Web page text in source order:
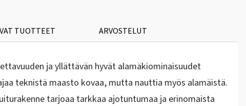
TUOTTEET ARVOSTELUT
ja yllättävän hyvät alamäkiominaisuudet
teknistä maasto kovaa, mutta nauttia myös alamäistä.
tarjoaa tarkkaa ajotuntumaa ja erinomaista